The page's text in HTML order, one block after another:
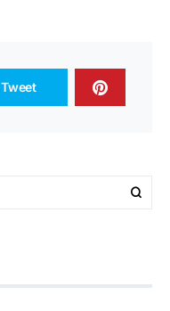
Tweet